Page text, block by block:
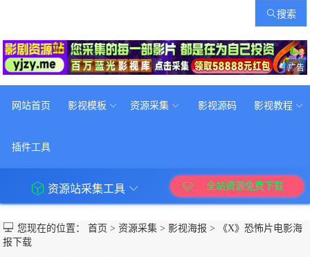
搜索
广告
网站首页 影视模板 资源采集 影视源码 影视教程
插件工具
资源站采集工具 全站资源免费下载
您现在的位置：首页 >资源采集 > 影视海报 >
《X》恐怖片电影海
报下载